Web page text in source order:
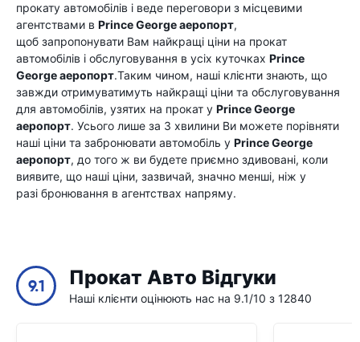
прокату автомобілів і веде переговори з місцевими
агентствами в Prince George аеропорт,
щоб запропонувати Вам найкращі ціни на прокат
автомобілів і обслуговування в усіх куточках Prince
George аеропорт.Таким чином, наші клієнти знають, що
завжди отримуватимуть найкращі ціни та обслуговування
для автомобілів, узятих на прокат у Prince George
аеропорт. Усього лише за 3 хвилини Ви можете порівняти
наші ціни та забронювати автомобіль у Prince George
аеропорт, до того ж ви будете приємно здивовані, коли
виявите, що наші ціни, зазвичай, значно менші, ніж у
разі бронювання в агентствах напряму.
9.1 Прокат Авто Відгуки
Наші клієнти оцінюють нас на 9.1/10 з 12840